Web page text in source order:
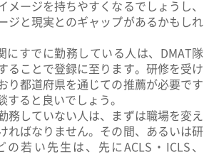
メージを持ちやすくなるでしょうし、
ジと現実とのギャップがあるかもしれ
にすでに勤務している人は、DMAT隊
ることで登録に至ります。研修を受け
り都道府県を通じての推薦が必要です
すると良いでしょう。
務していない人は、まずは職場を変え
ればなりません。その間、あるいは研
の若い先生は、先に ACLS・ICLS、